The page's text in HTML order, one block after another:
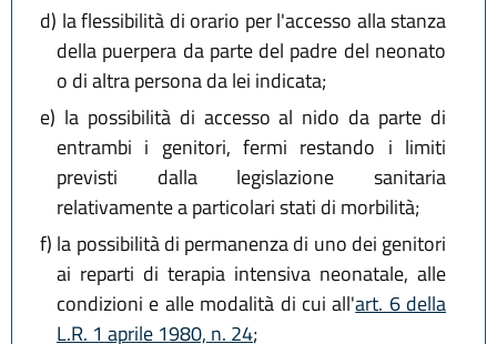
d) la flessibilità di orario per l'accesso alla stanza
della puerpera da parte del padre del neonato
o di altra persona da lei indicata;
e) la possibilità di accesso al nido da parte di
entrambi i genitori, fermi restando i limiti
previsti dalla legislazione sanitaria
relativamente a particolari stati di morbilità;
f) la possibilità di permanenza di uno dei genitori
ai reparti di terapia intensiva neonatale, alle
condizioni e alle modalità di cui all'art. 6 della
L.R. 1 aprile 1980, n. 24;